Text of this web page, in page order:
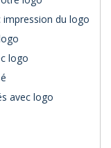
impression du logo
logo
avec logo